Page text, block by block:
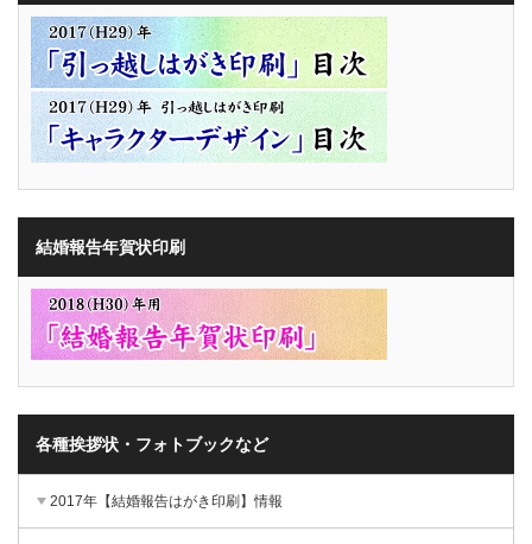
結婚報告年賀状印刷
各種挨拶状・フォトブックなど
2017年【結婚報告はがき印刷】情報